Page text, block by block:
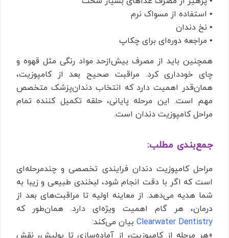
• استفاده از مسواک نرم
• نخ دندان
• مراجعه دوره‌ای برای چکاپ
همچنین باید از مصرف بیش‌ازحد مواد رنگی مثل قهوه و
چای خودداری کرد. مراقبت صحیح بعد از کامپوزیت،
همان‌قدر اهمیت دارد که انتخاب دندان‌پزشک متخصص
مهم است. این مرحله پایانی، حلقه تکمیل‌ کننده تمام
مراحل کامپوزیت دندان است.
جمع‌بندی مطلب:
مراحل کامپوزیت دندان فرایندی تخصصی و چندمرحله‌ای
است که اگر با دقت انجام شود، لبخندی طبیعی و زیبا به
شما هدیه می‌دهد. از معاینه اولیه تا مراقبت‌های بعد از
درمان، هر گام اهمیت ویژه‌ای دارد. همان‌طور که
Clearwater Dentistry بیان می‌کند:
«هر مرحله از کامپوزیت، از آماده‌سازی تا پولیش، نقش